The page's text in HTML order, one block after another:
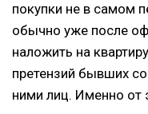
покупки не в самом
обычно уже после
наложить на
претензий бывших
ними лиц. Именно от